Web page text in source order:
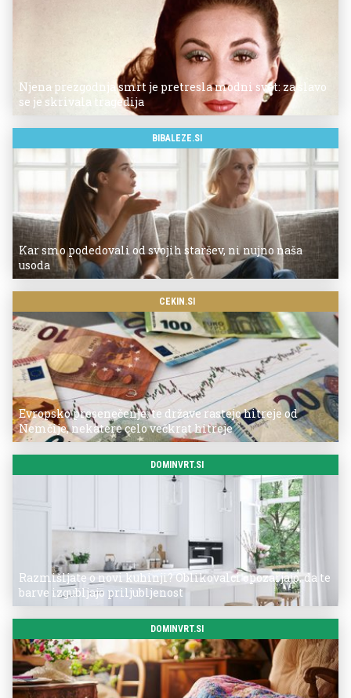
Njena prezgodnja smrt je pretresla modni svet: za slavo
se je skrivala tragedija
BIBALEZE.SI
Kar smo podedovali od svojih staršev, ni nujno naša
usoda
CEKIN.SI
Evropsko presenečenje: te države rastejo hitreje od
Nemčije, nekatere celo večkrat hitreje
DOMINVRT.SI
Razmišljate o novi kuhinji? Oblikovalci opozarjajo, da te
barve izgubljajo priljubljenost
DOMINVRT.SI